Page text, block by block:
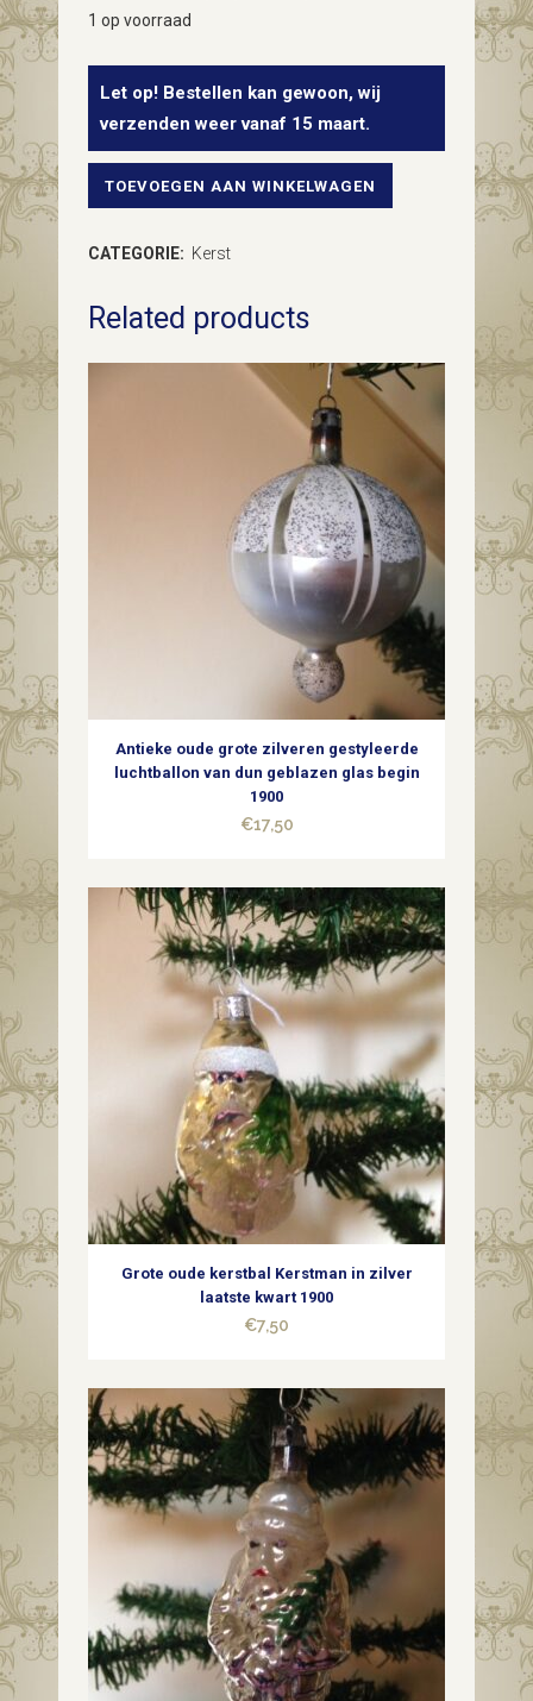
1 op voorraad
Let op! Bestellen kan gewoon, wij
verzenden weer vanaf 15 maart.
Antieke
een
vrucht
quantity
TOEVOEGEN AAN WINKELWAGEN
CATEGORIE: Kerst
Related products
Antieke oude grote zilveren gestyleerde
luchtballon van dun geblazen glas begin
1900
€17,50
Grote oude kerstbal Kerstman in zilver
laatste kwart 1900
€7,50